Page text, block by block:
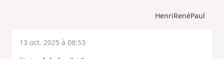
HenriRenéPaul
13 oct. 2025 à 08:53